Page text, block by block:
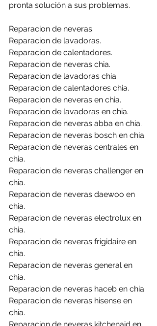
pronta solución a sus problemas.
Reparacion de neveras.
Reparacion de lavadoras.
Reparacion de calentadores.
Reparacion de neveras chia.
Reparacion de lavadoras chia.
Reparacion de calentadores chia.
Reparacion de neveras en chia.
Reparacion de lavadoras en chia.
Reparacion de neveras abba en chia.
Reparacion de neveras bosch en chia.
Reparacion de neveras centrales en
chia.
Reparacion de neveras challenger en
chia.
Reparacion de neveras daewoo en
chia.
Reparacion de neveras electrolux en
chia.
Reparacion de neveras frigidaire en
chia.
Reparacion de neveras general en
chia.
Reparacion de neveras haceb en chia.
Reparacion de neveras hisense en
chia.